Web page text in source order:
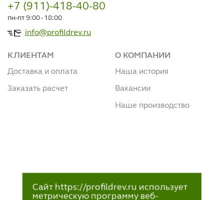
+7 (911)-418-40-80
пн-пт 9:00 - 18:00
info@profildrev.ru
КЛИЕНТАМ
Доставка и оплата
Заказать расчет
О КОМПАНИИ
Наша история
Вакансии
Наше производство
Сайт https://profildrev.ru использует
метрическую программу веб-